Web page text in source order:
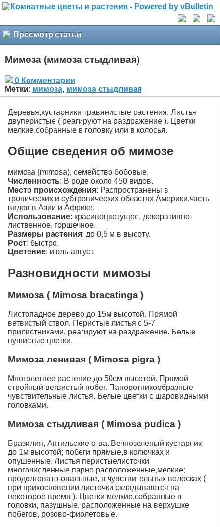
Просмотр статьи
Мимоза (мимоза стыдливая)
0 Комментарии
Метки: мимоза, мимоза стыдливая
Деревья,кустарники травянистые растения. Листья
двуперистые ( реагируют на раздражение ). Цветки
мелкие,собранные в головку или в колосья.
Общие сведения об мимозе
мимоза (mimosa), семейство бобовые.
Численность: В роде около 450 видов.
Место происхождения: Распространены в
тропических и субтропических областях Америки,часть
видов в Азии и Африке.
Использование: красивоцветущее, декоративно-
лиственное, горшечное.
Размеры растения: до 0,5 м в высоту.
Рост: быстро.
Цветение: июль-август.
Разновидности мимозы
Мимоза ( Mimosa bracatinga )
Листопадное дерево до 15м высотой. Прямой
ветвистый ствол. Перистые листья с 5-7
прилистниками, реагируют на раздражение. Белые
пушистые цветки.
Мимоза ленивая ( Mimosa pigra )
Многолетнее растение до 50см высотой. Прямой
стройный ветвистый побег. Папоротникообразные
чувствительные листья. Белые цветки с шаровидными
головками.
Мимоза стыдливая ( Mimosa pudica )
Бразилия, Антильские о-ва. Вечнозеленый кустарник
до 1м высотой; побеги прямые,в колючках и
опушенные. Листья перистыелисточки
многочисленные,парно расположенные,мелкие;
продолговато-овальные, в чувствительных волосках (
при прикосновении листочки складываются на
некоторое время ). Цветки мелкие,собранные в
головки, пазушные, расположенные на верхушке
побегов, розово-фиолетовые.